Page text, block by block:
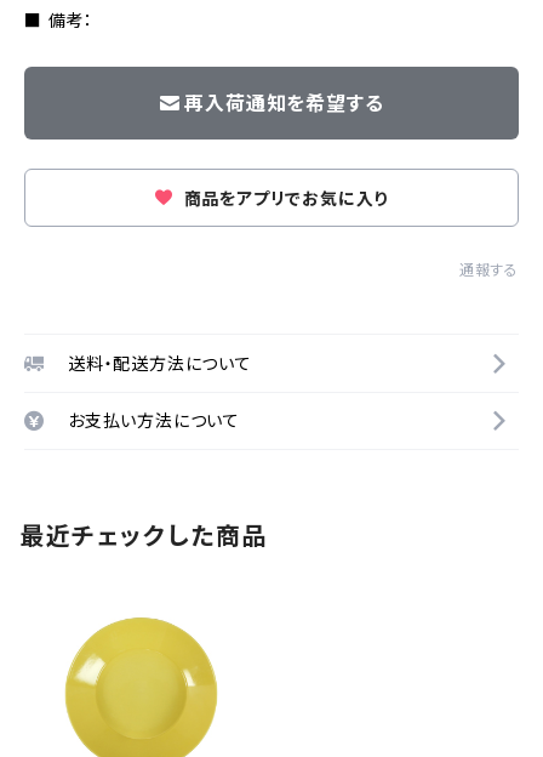
■ 備考：
再入荷通知を希望する
商品をアプリでお気に入り
通報する
送料・配送方法について
お支払い方法について
最近チェックした商品